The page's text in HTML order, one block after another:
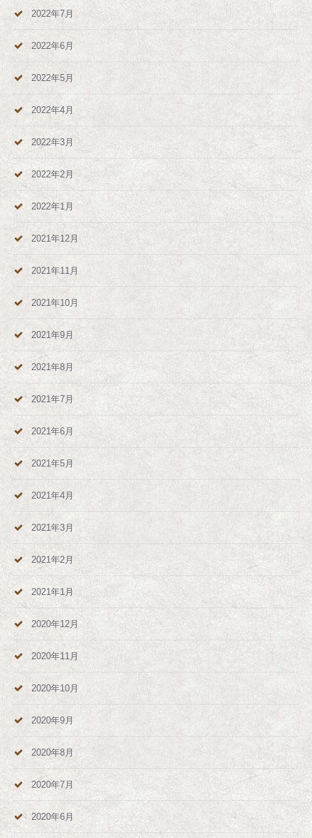
2022年7月
2022年6月
2022年5月
2022年4月
2022年3月
2022年2月
2022年1月
2021年12月
2021年11月
2021年10月
2021年9月
2021年8月
2021年7月
2021年6月
2021年5月
2021年4月
2021年3月
2021年2月
2021年1月
2020年12月
2020年11月
2020年10月
2020年9月
2020年8月
2020年7月
2020年6月